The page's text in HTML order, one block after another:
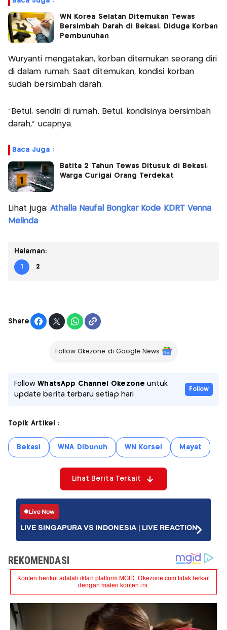
WN Korea Selatan Ditemukan Tewas
Bersimbah Darah di Bekasi, Diduga Korban
Pembunuhan
Wuryanti mengatakan, korban ditemukan seorang diri
di dalam rumah. Saat ditemukan, kondisi korban
sudah bersimbah darah.
"Betul, sendiri di rumah. Betul, kondisinya bersimbah
darah," ucapnya.
Baca Juga :
Batita 2 Tahun Tewas Ditusuk di Bekasi,
Warga Curigai Orang Terdekat
Lihat juga: Athalla Naufal Bongkar Kode KDRT Venna
Melinda
Halaman:
1 2
Share
Follow Okezone di Google News
FollowWhatsApp Channel Okezone untuk
update berita terbaru setiap hari
Follow
Topik Artikel :
Bekasi WNA Dibunuh WN Korsel Mayat
Lihat Berita Terkait
Live Now
LIVE SINGAPURA VS INDONESIA | LIVE REACTION